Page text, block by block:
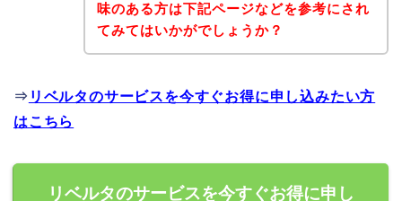
味のある方は下記ページなどを参考にされ
てみてはいかがでしょうか？
⇒ リベルタのサービスを今すぐお得に申し込みたい方
はこちら
リベルタのサービスを今すぐお得に申し